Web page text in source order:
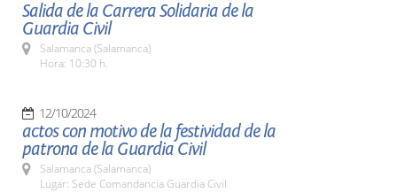
Salida de la Carrera Solidaria de la
Guardia Civil
Salamanca (Salamanca)
Hora: 10:30 h.
12/10/2024
actos con motivo de la festividad de la
patrona de la Guardia Civil
Salamanca (Salamanca)
Lugar: Sede Comandancia Guardia Civil